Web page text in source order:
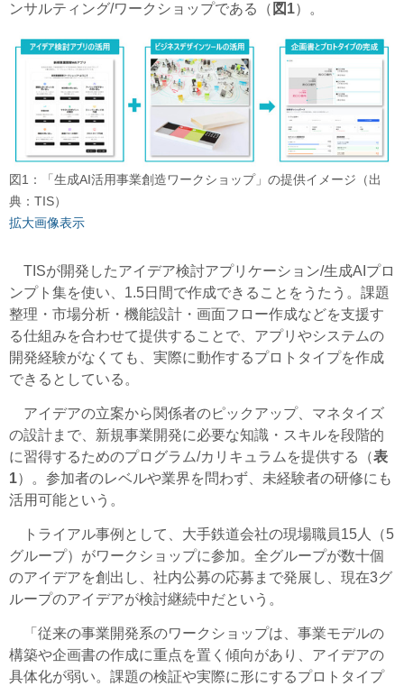
ンサルティング/ワークショップである（ 図1）。
図1：「生成AI活用事業創造ワークショップ」の提供イメージ（出
典：TIS）
拡大画像表示
TISが開発したアイデア検討アプリケーション/生成AIプロ
ンプト集を使い、1.5日間で作成できることをうたう。課題
整理・市場分析・機能設計・画面フロー作成などを支援す
る仕組みを合わせて提供することで、アプリやシステムの
開発経験がなくても、実際に動作するプロトタイプを作成
できるとしている。
アイデアの立案から関係者のピックアップ、マネタイズ
の設計まで、新規事業開発に必要な知識・スキルを段階的
に習得するためのプログラム/カリキュラムを提供する（表
1）。参加者のレベルや業界を問わず、未経験者の研修にも
活用可能という。
トライアル事例として、大手鉄道会社の現場職員15人（5
グループ）がワークショップに参加。全グループが数十個
のアイデアを創出し、社内公募の応募まで発展し、現在3グ
ループのアイデアが検討継続中だという。
「従来の事業開発系のワークショップは、事業モデルの
構築や企画書の作成に重点を置く傾向があり、アイデアの
具体化が弱い。課題の検証や実際に形にするプロトタイプ